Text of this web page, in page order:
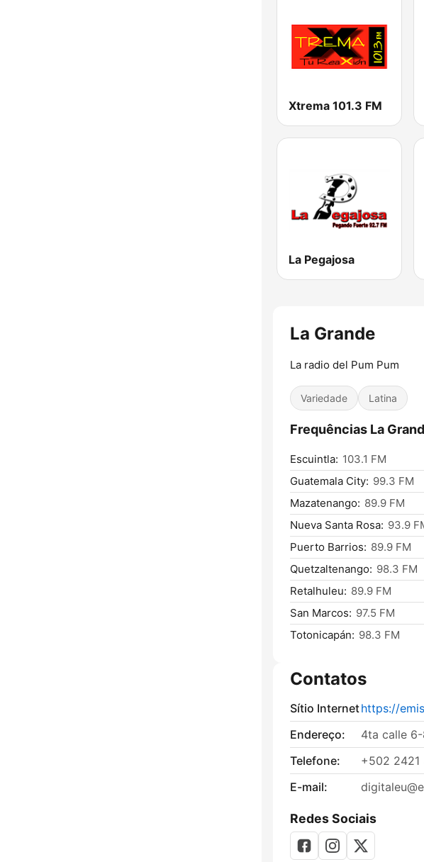
Xtrema 101.3 FM
La Pegajosa
La Grande
La radio del Pum Pum
Variedade Latina
Frequências La
Escuintla: 103.1 FM
Guatemala City: 99.3 FM
Mazatenango: 89.9 FM
Nueva Santa Rosa: 93.9
Puerto Barrios: 89.9 FM
Quetzaltenango: 98.3 FM
Retalhuleu: 89.9 FM
San Marcos: 97.5 FM
Totonicapán: 98.3 FM
Contatos
Sítio Internethttps://
Endereço:
4ta calle 6-
Telefone:
+502 2421
E-mail:
Redes Sociais